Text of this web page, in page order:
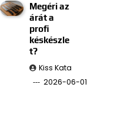
Megéri az
árát a
profi
késkészle
t?
Kiss Kata
2026-06-01